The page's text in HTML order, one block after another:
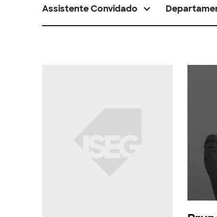
Assistente Convidado